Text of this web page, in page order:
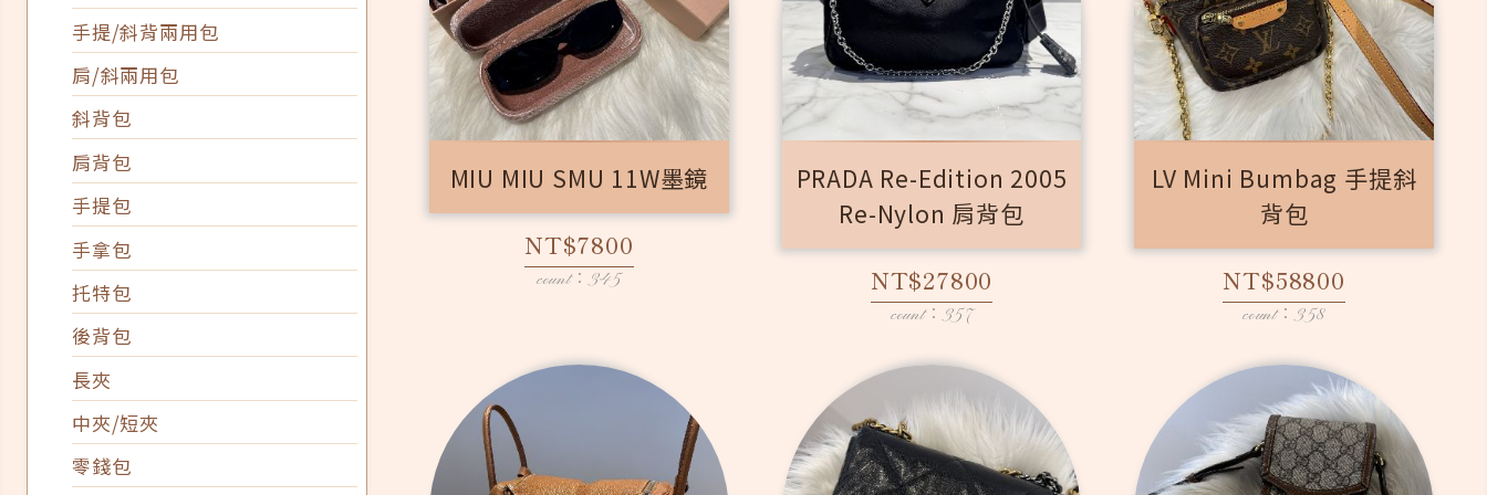
手提/斜背兩用包
肩/斜兩用包
斜背包
肩背包
手提包
手拿包
托特包
後背包
長夾
中夾/短夾
零錢包
MIU MIU SMU 11W墨鏡
NT$7800
count：345
PRADA Re-Edition 2005
Re-Nylon 肩背包
NT$27800
count：357
LV Mini Bumbag 手提斜
背包
NT$58800
count：358